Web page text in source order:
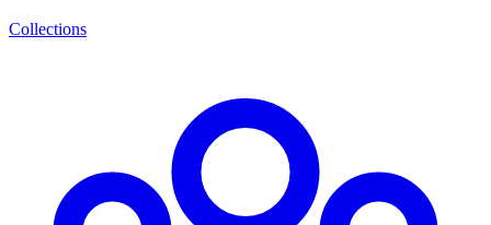
Collections